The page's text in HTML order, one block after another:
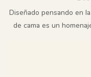
Diseñado pensando en
de cama es un